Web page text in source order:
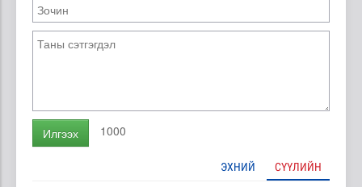
Илгээх 1000
ЭХНИЙ СҮҮЛИЙН